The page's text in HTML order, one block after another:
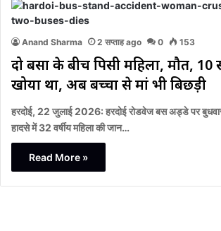
Anand Sharma 2 सप्ताह ago 0 153
दो बसों के बीच पिसी महिला, मौत,
खोया था, अब बच्चों से मां भी बिछड़ी
हरदोई, 22 जुलाई 2026: हरदोई रोडवेज बस अड्डे पर बुधवार
हादसे में 32 वर्षीय महिला की जान…
Read More »